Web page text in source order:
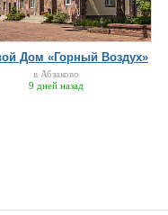
Дом «Горный Воздух»
в Абзаково
9 дней назад